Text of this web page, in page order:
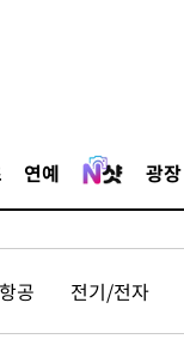
연예 광장
공 전기/전자